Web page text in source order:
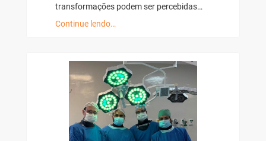
transformações podem ser percebidas…
Continue lendo…